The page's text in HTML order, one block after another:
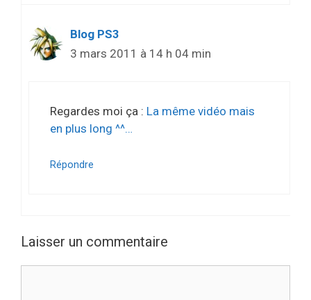
Blog PS3
3 mars 2011 à 14 h 04 min
Regardes moi ça : La même vidéo mais
en plus long ^^…
Répondre
Laisser un commentaire